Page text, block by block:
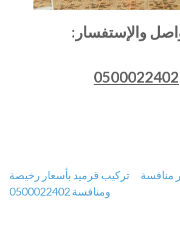
والإستفسار:
0500022402
منافسة
تركيب قرميد بأسعار رخيصة
ومنافسة 0500022402